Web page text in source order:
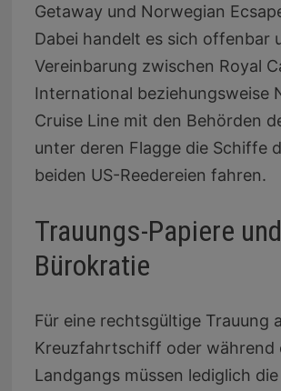
Getaway und Norwegian
Dabei handelt es sich offenbar
Vereinbarung zwischen Royal
International beziehungsweise
Cruise Line mit den Behörden
unter deren Flagge die Schiffe
beiden US-Reedereien fahren.
Trauungs-Papiere und
Bürokratie
Für eine rechtsgültige Trauung
Kreuzfahrtschiff oder während
Landgangs müssen lediglich die